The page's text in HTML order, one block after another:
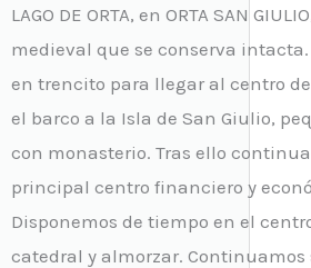
LAGO DE ORTA, en ORTA SAN
medieval que se conserva
en trencito para llegar al centro
el barco a la Isla de San Giulio,
con monasterio. Tras ello
principal centro financiero y
Disponemos de tiempo en el
catedral y almorzar. Continuamos